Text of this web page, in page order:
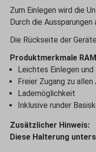
Zum Einlegen wird die
Durch die
Die Rückseite der
Produktmerkmale
Leichtes Einlegen
Freier Zugang zu allen
Lademöglichkeit
Inklusive runder
Zusätzlicher Hinweis:
Diese Halterung